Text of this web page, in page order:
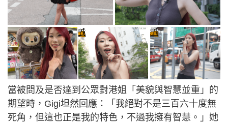
當被問及是否達到公眾對港姐「美貌與智慧並重」的
期望時，Gigi坦然回應：「我絕對不是三百六十度無
死角，但這也正是我的特色，不過我擁有智慧。」她